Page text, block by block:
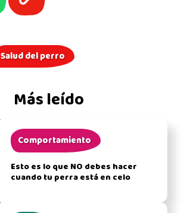
Más leído
Comportamiento
Esto es lo que NO debes hacer
cuando tu perra está en celo
Salud del perro